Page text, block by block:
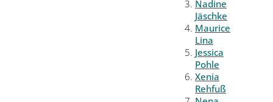
Nadine
Jäschke
Maurice
Lina
Jessica
Pohle
Xenia
Rehfuß